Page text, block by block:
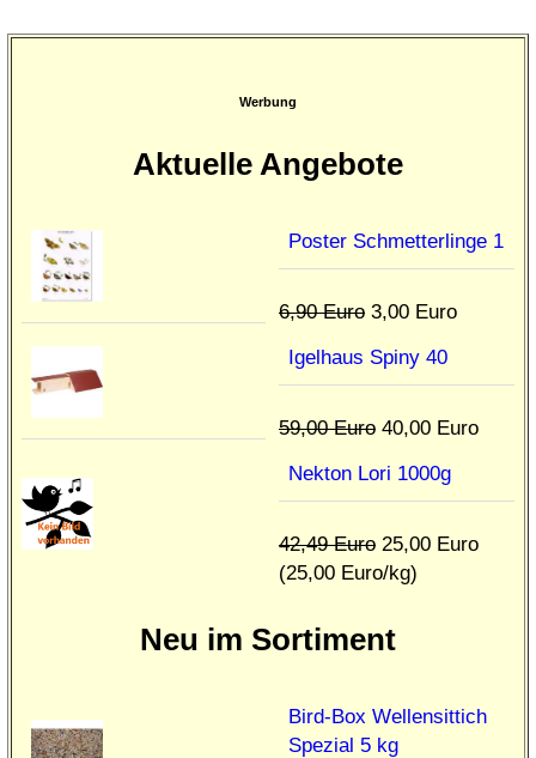
Werbung
Aktuelle Angebote
Poster Schmetterlinge 1
6,90 Euro 3,00 Euro
Igelhaus Spiny 40
59,00 Euro 40,00 Euro
Nekton Lori 1000g
42,49 Euro 25,00 Euro
(25,00 Euro/kg)
Neu im Sortiment
Bird-Box Wellensittich
Spezial 5 kg